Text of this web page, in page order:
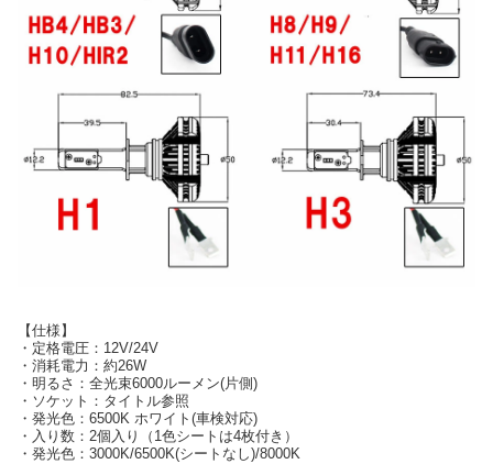
【仕様】
・定格電圧：12V/24V
・消耗電力：約26W
・明るさ：全光束6000ルーメン(片側)
・ソケット：タイトル参照
・発光色：6500K ホワイト(車検対応)
・入り数：2個入り（1色シートは4枚付き）
・発光色：3000K/6500K(シートなし)/8000K